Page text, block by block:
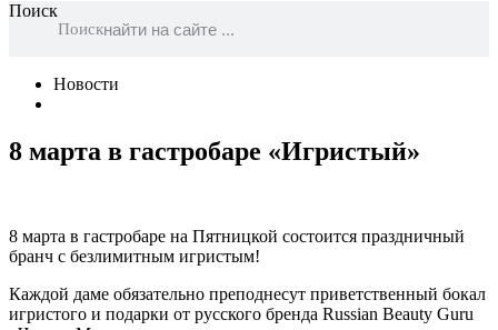
Поиск
Поиск
Новости
8 марта в гастробаре «Игристый»
8 марта в гастробаре на Пятницкой состоится праздничный
бранч с безлимитным игристым!
Каждой даме обязательно преподнесут приветственный бокал
игристого и подарки от русского бренда Russian Beauty Guru